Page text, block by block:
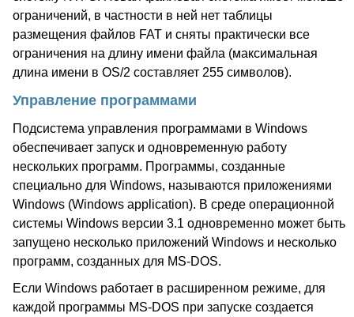
ограничений, в частности в ней нет таблицы
размещения файлов FAT и сняты практически все
ограничения на длину имени файла (максимальная
длина имени в OS/2 составляет 255 символов).
Управление программами
Подсистема управления программами в Windows
обеспечивает запуск и одновременную работу
нескольких программ. Программы, созданные
специально для Windows, называются приложениями
Windows (Windows application). В среде операционной
системы Windows версии 3.1 одновременно может быть
запущено несколько приложений Windows и несколько
программ, созданных для MS-DOS.
Если Windows работает в расширенном режиме, для
каждой программы MS-DOS при запуске создается